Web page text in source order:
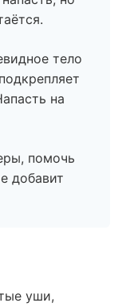
тело
на
помочь
добавит
уши,